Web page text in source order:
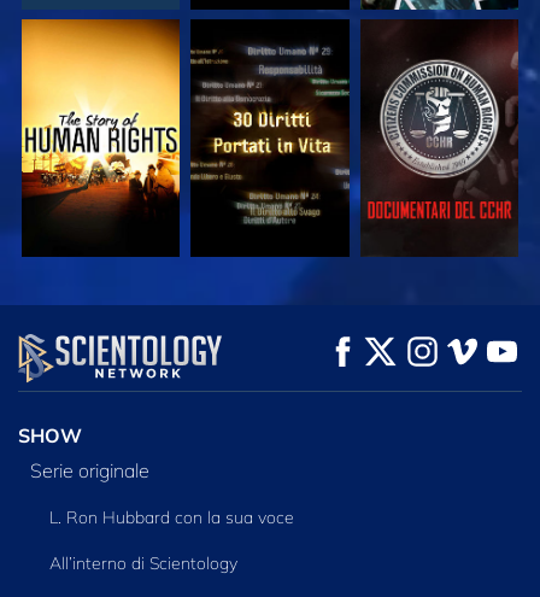
GUARDA GUARDA GUARDA
GUARDA
ESPLORA LE
SERIE
SHOW
Serie originale
L. Ron Hubbard con la sua voce
All’interno di Scientology